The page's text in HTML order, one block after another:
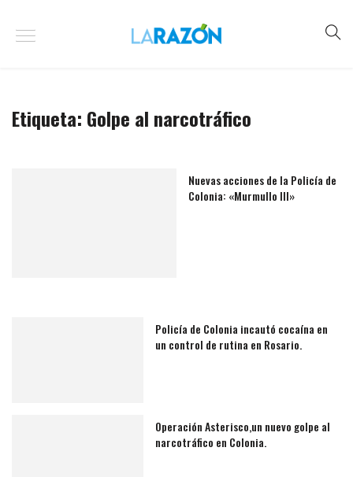
Etiqueta: Golpe al narcotráfico
Nuevas acciones de la Policía de
Colonia: «Murmullo III»
Policía de Colonia incautó cocaína en
un control de rutina en Rosario.
Operación Asterisco,un nuevo golpe al
narcotráfico en Colonia.